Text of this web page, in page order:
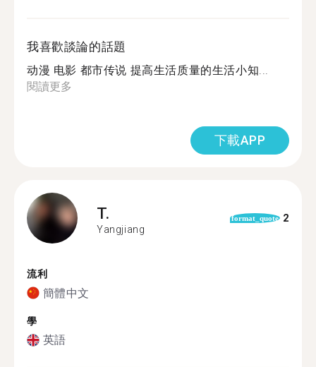
我喜歡談論的話題
动漫 电影 都市传说 提高生活质量的生活小知...
閱讀更多
下載APP
T.
Yangjiang
format_quote 2
流利
簡體中文
學
英語